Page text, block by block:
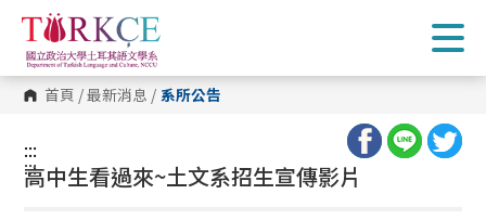
跳
到
主
要
內
容 首頁 /最新消息 / 系所公告
:::
:::
高中生看過來~土文系招生宣傳影片